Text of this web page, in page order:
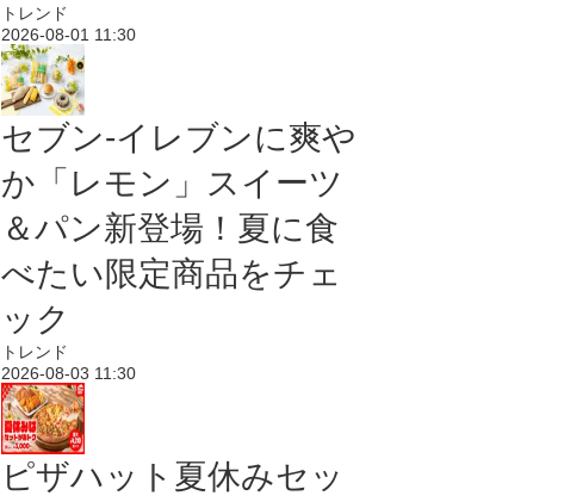
トレンド
2026-08-01 11:30
セブン‐イレブンに爽や
か「レモン」スイーツ
＆パン新登場！夏に食
べたい限定商品をチェ
ック
トレンド
2026-08-03 11:30
ピザハット夏休みセッ